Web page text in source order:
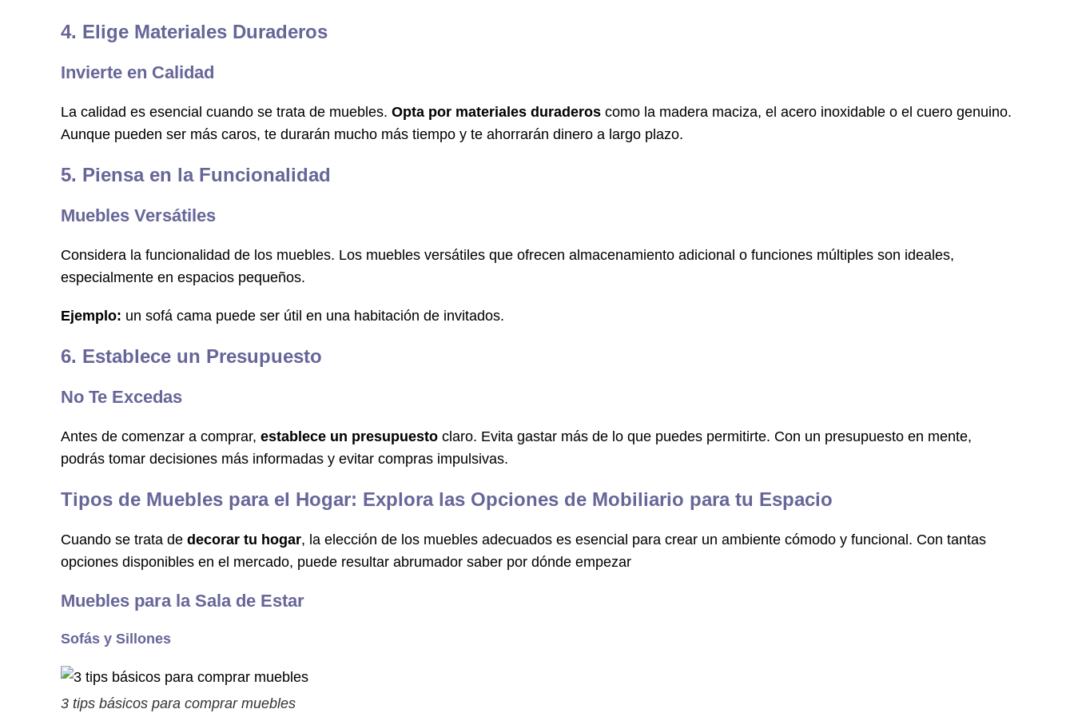
4. Elige Materiales Duraderos
Invierte en Calidad
La calidad es esencial cuando se trata de muebles. Opta por materiales duraderos como la madera maciza, el acero inoxidable o el cuero genuino.
Aunque pueden ser más caros, te durarán mucho más tiempo y te ahorrarán dinero a largo plazo.
5. Piensa en la Funcionalidad
Muebles Versátiles
Considera la funcionalidad de los muebles. Los muebles versátiles que ofrecen almacenamiento adicional o funciones múltiples son ideales,
especialmente en espacios pequeños.
Ejemplo: un sofá cama puede ser útil en una habitación de invitados.
6. Establece un Presupuesto
No Te Excedas
Antes de comenzar a comprar, establece un presupuesto claro. Evita gastar más de lo que puedes permitirte. Con un presupuesto en mente,
podrás tomar decisiones más informadas y evitar compras impulsivas.
Tipos de Muebles para el Hogar: Explora las Opciones de Mobiliario para tu Espacio
Cuando se trata de decorar tu hogar, la elección de los muebles adecuados es esencial para crear un ambiente cómodo y funcional. Con tantas
opciones disponibles en el mercado, puede resultar abrumador saber por dónde empezar
Muebles para la Sala de Estar
Sofás y Sillones
3 tips básicos para comprar muebles